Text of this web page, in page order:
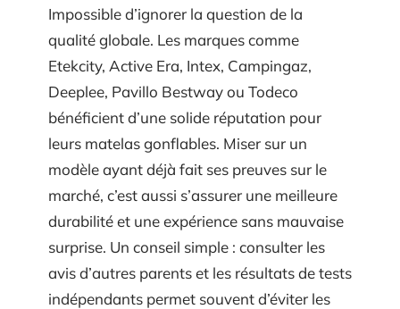
Impossible d’ignorer la question de la
qualité globale. Les marques comme
Etekcity, Active Era, Intex, Campingaz,
Deeplee, Pavillo Bestway ou Todeco
bénéficient d’une solide réputation pour
leurs matelas gonflables. Miser sur un
modèle ayant déjà fait ses preuves sur le
marché, c’est aussi s’assurer une meilleure
durabilité et une expérience sans mauvaise
surprise. Un conseil simple : consulter les
avis d’autres parents et les résultats de tests
indépendants permet souvent d’éviter les